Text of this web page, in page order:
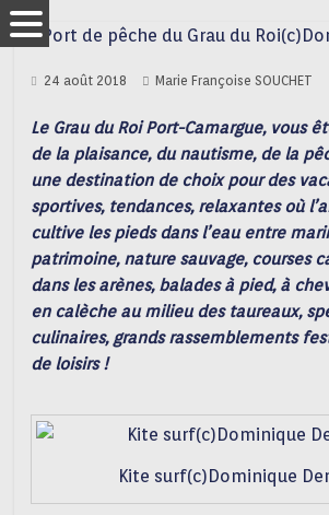
24 août 2018 Marie Françoise SOUCHET
Le Grau du Roi Port-Camargue, vous
de la plaisance, du nautisme, de la
une destination de choix pour des
sportives, tendances, relaxantes où
cultive les pieds dans l’eau entre
patrimoine, nature sauvage, courses
dans les arènes, balades à pied, à
en calèche au milieu des taureaux,
culinaires, grands rassemblements
de loisirs !
Kite surf(c)Dominique